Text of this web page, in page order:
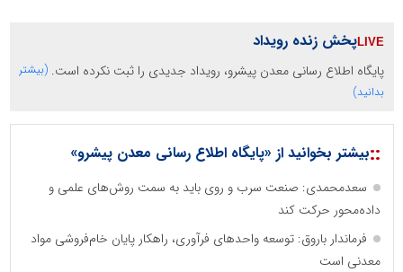
پخش زنده رویداد
پایگاه اطلاع رسانی معدن پیشرو، رویداد جدیدی را ثبت نکرده است. (بیشتر
بدانید)
::بیشتر بخوانید از «پایگاه اطلاع رسانی معدن پیشرو»
سعدمحمدی: صنعت سرب و روی باید به سمت روش‌های علمی و
داده‌محور حرکت کند
فرماندار باروق: توسعه واحدهای فرآوری، راهکار پایان خام‌فروشی مواد
معدنی است